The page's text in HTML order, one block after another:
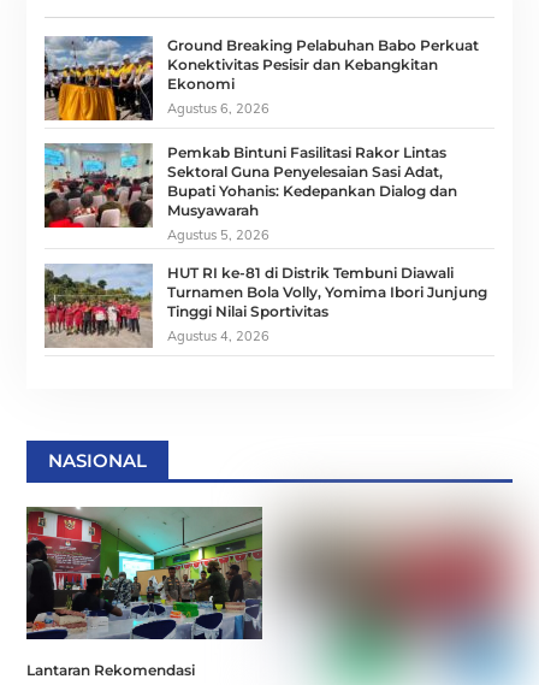
Ground Breaking Pelabuhan Babo Perkuat
Konektivitas Pesisir dan Kebangkitan
Ekonomi
Agustus 6, 2026
Pemkab Bintuni Fasilitasi Rakor Lintas
Sektoral Guna Penyelesaian Sasi Adat,
Bupati Yohanis: Kedepankan Dialog dan
Musyawarah
Agustus 5, 2026
HUT RI ke-81 di Distrik Tembuni Diawali
Turnamen Bola Volly, Yomima Ibori Junjung
Tinggi Nilai Sportivitas
Agustus 4, 2026
NASIONAL
Lantaran Rekomendasi